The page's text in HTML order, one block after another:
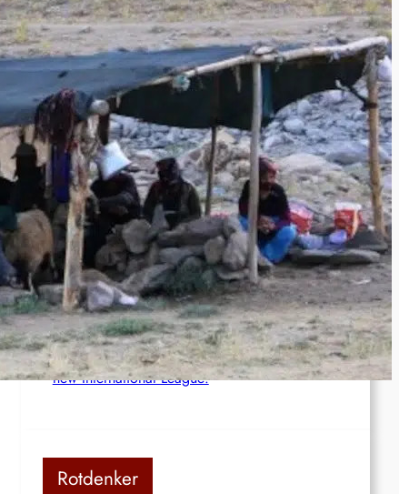
Brasil (AIL): Bomb Bearing AntiImperialist
Messages Explodes at Havan’s ‘Statue of
Liberty’ in Maceió; Luciano Hang Alleges
‘Terrorism’
Netherlands (AIL): Emergency Joint Statement
– Free comrade Misir Besra!
Germany (AIL): Founding of the AIL Local
Group in Karlsruhe
Chile (AIL): Join the Chilean section of the
new International League!
Rotdenker